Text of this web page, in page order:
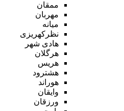
ممقان
مهربان
میانه
نظرکهریزی
هادی شهر
هرگلان
هریس
هشترود
هوراند
وایقان
ورزقان